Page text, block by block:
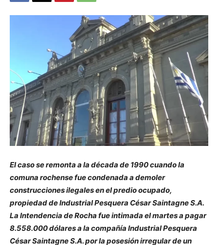
El caso se remonta a la década de 1990 cuando la
comuna rochense fue condenada a demoler
construcciones ilegales en el predio ocupado,
propiedad de Industrial Pesquera César Saintagne S.A.
La Intendencia de Rocha fue intimada el martes a pagar
8.558.000 dólares a la compañía Industrial Pesquera
César Saintagne S.A. por la posesión irregular de un